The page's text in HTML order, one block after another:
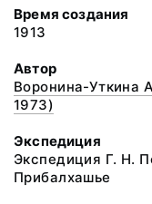
Время создания
1913
Автор
Воронина-Уткина
1973)
Экспедиция
Экспедиция Г. Н.
Прибалхашье